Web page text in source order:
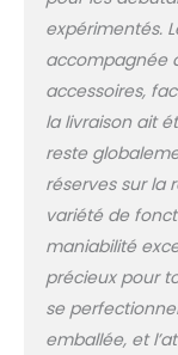
expérimentés.
accompagnée
accessoires,
la livraison ait
reste
réserves sur la
variété de
maniabilité
précieux pour
se
emballée, et